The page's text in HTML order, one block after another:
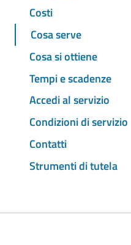
Costi
Cosa serve
Cosa si ottiene
Tempi e scadenze
Accedi al servizio
Condizioni di servizio
Contatti
Strumenti di tutela